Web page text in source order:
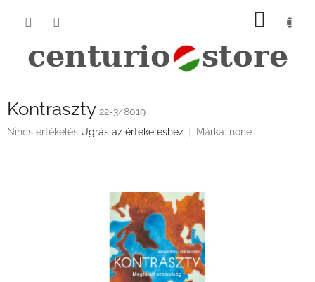
KOSÁR
Kontraszty 22-348019
A
Nincs értékelés Ugrás az értékeléshez Márka: none